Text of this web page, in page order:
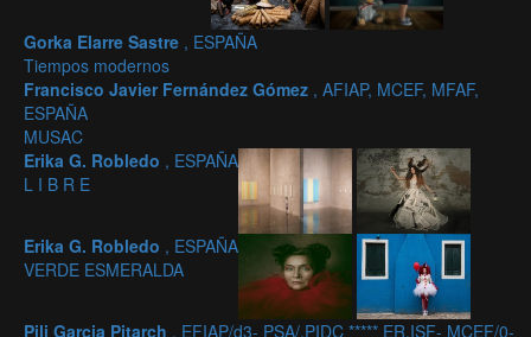
Gorka Elarre Sastre , ESPAÑA
Tiempos modernos
Francisco Javier Fernández Gómez , AFIAP, MCEF, MFAF,
ESPAÑA
MUSAC
Erika G. Robledo , ESPAÑA
L I B R E
Erika G. Robledo , ESPAÑA
VERDE ESMERALDA
Pili Garcia Pitarch , EFIAP/d3- PSA/.PIDC ***** ER.ISF- MCEF/0-